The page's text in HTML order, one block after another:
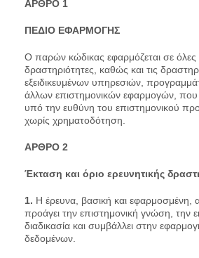
AΡΘΡΟ 1
ΠΕΔΙΟ ΕΦΑΡΜΟΓΗΣ
Ο παρών κώδικας εφαρμόζεται σε όλες
δραστηριότητες, καθώς και τις
εξειδικευμένων υπηρεσιών,
άλλων επιστημονικών εφαρμογών, που
υπό την ευθύνη του επιστημονικού
χωρίς χρηματοδότηση.
AΡΘΡΟ 2
Έκταση και όριο ερευνητικής
1. Η έρευνα, βασική και εφαρμοσμένη,
προάγει την επιστημονική γνώση, την
διαδικασία και συμβάλλει στην
δεδομένων.